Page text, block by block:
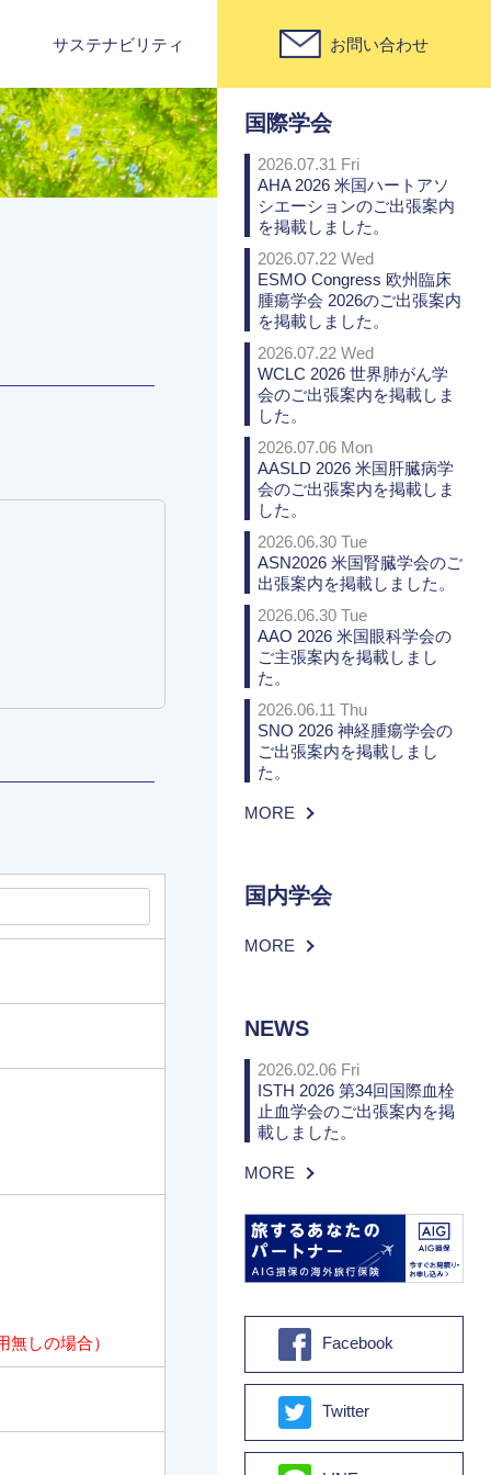
サステナビリティ お問い合わせ
しの場合）
PICK UP
国際学会
2026.07.31 Fri
AHA 2026 米国ハートアソ
シエーションのご出張案内
を掲載しました。
2026.07.22 Wed
ESMO Congress 欧州臨床
腫瘍学会 2026のご出張案内
を掲載しました。
2026.07.22 Wed
WCLC 2026 世界肺がん学
会のご出張案内を掲載しま
した。
2026.07.06 Mon
AASLD 2026 米国肝臓病学
会のご出張案内を掲載しま
した。
2026.06.30 Tue
ASN2026 米国腎臓学会のご
出張案内を掲載しました。
2026.06.30 Tue
AAO 2026 米国眼科学会の
ご主張案内を掲載しまし
た。
2026.06.11 Thu
SNO 2026 神経腫瘍学会の
ご出張案内を掲載しまし
た。
MORE
国内学会
MORE
NEWS
2026.02.06 Fri
ISTH 2026 第34回国際血栓
止血学会のご出張案内を掲
載しました。
MORE
Facebook
Twitter